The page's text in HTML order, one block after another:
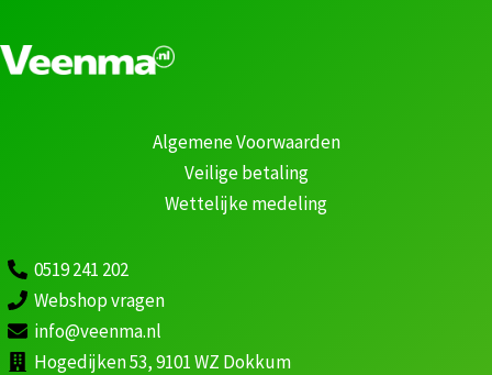
Algemene Voorwaarden
Veilige betaling
Wettelijke medeling
0519 241 202
Webshop vragen
info@veenma.nl
Hogedijken 53, 9101 WZ Dokkum